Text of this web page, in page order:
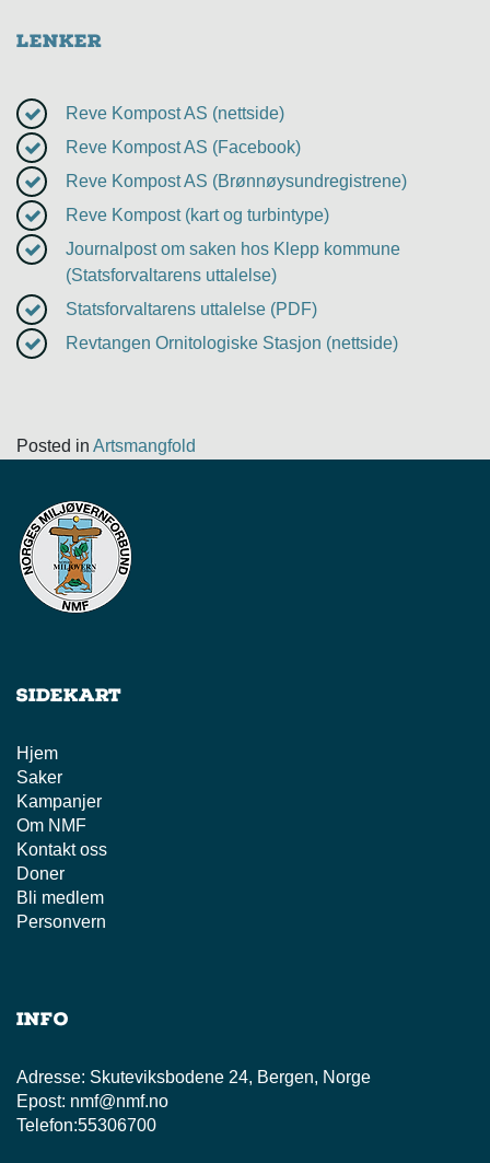
Lenker
Reve Kompost AS (nettside)
Reve Kompost AS (Facebook)
Reve Kompost AS (Brønnøysundregistrene)
Reve Kompost (kart og turbintype)
Journalpost om saken hos Klepp kommune
(Statsforvaltarens uttalelse)
Statsforvaltarens uttalelse (PDF)
Revtangen Ornitologiske Stasjon (nettside)
Posted in Artsmangfold
Sidekart
Hjem
Saker
Kampanjer
Om NMF
Kontakt oss
Doner
Bli medlem
Personvern
Info
Adresse: Skuteviksbodene 24, Bergen, Norge
Epost: nmf@nmf.no
Telefon:55306700